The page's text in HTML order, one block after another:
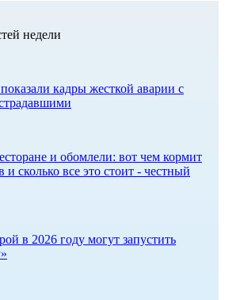
недели
кадры жесткой аварии с
и обомлели: вот чем кормит
сколько все это стоит - честный
в 2026 году могут запустить